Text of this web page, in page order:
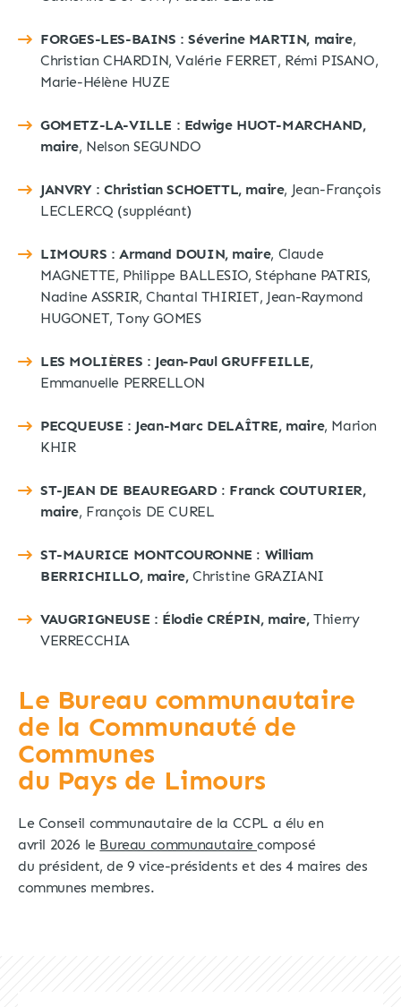
FORGES-LES-BAINS : Séverine MARTIN, maire,
Christian CHARDIN, Valérie FERRET, Rémi PISANO,
Marie-Hélène HUZE
GOMETZ-LA-VILLE : Edwige HUOT-MARCHAND,
maire, Nelson SEGUNDO
JANVRY : Christian SCHOETTL, maire, Jean-François
LECLERCQ (suppléant)
LIMOURS : Armand DOUIN, maire, Claude
MAGNETTE, Philippe BALLESIO, Stéphane PATRIS,
Nadine ASSRIR, Chantal THIRIET, Jean-Raymond
HUGONET, Tony GOMES
LES MOLIÈRES : Jean-Paul GRUFFEILLE,
Emmanuelle PERRELLON
PECQUEUSE : Jean-Marc DELAÎTRE, maire, Marion
KHIR
ST-JEAN DE BEAUREGARD: Franck COUTURIER,
maire, François DE CUREL
ST-MAURICE MONTCOURONNE : William
BERRICHILLO, maire,Christine GRAZIANI
VAUGRIGNEUSE : Élodie CRÉPIN, maire,Thierry
VERRECCHIA
Le Bureau communautaire
de la Communauté de
Communes
du Pays de Limours
Le Conseil communautaire de la CCPL a élu en
avril 2026 le Bureau communautairecomposé
du président, de 9 vice-présidents et des 4 maires des
communes membres.